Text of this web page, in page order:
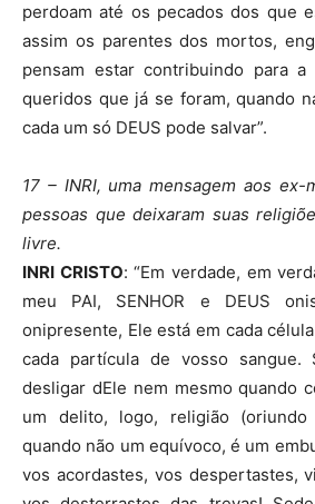
perdoam até os pecados dos que
assim os parentes dos mortos,
pensam estar contribuindo para a
queridos que já se foram, quando
cada um só DEUS pode salvar”.
17 – INRI, uma mensagem aos ex-
pessoas que deixaram suas
livre.
INRI CRISTO: “Em verdade, em
meu PAI, SENHOR e DEUS
onipresente, Ele está em cada
cada partícula de vosso sangue.
desligar dEle nem mesmo quando
um delito, logo, religião
quando não um equívoco, é um
vos acordastes, vos despertastes,